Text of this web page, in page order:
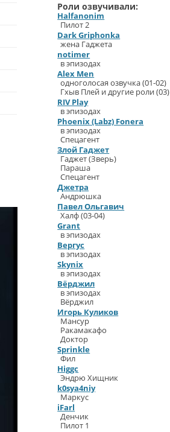
актёр
сериале
(Злой
Лучший
режиссёр
Men)
Роли озвучивали:
Halfanonim
Пилот 2
Dark Griphonka
жена Гаджета
notimer
в эпизодах
Alex Men
одноголосая озвучка (01-02)
Гхыв Плей и другие роли (03)
RIV Play
в эпизодах
Phoenix (Labz) Fonera
в эпизодах
Спецагент
Злой Гаджет
Гаджет (Зверь)
Параша
Спецагент
Джетра
Андрюшка
Павел Ольгавич
Халф (03-04)
Grant
в эпизодах
Вергус
в эпизодах
Skynix
в эпизодах
Вёрджил
в эпизодах
Вёрджил
Игорь Куликов
Мансур
Ракамакафо
Доктор
Sprinkle
Фил
Higgc
Эндрю Хищник
k0sya4niy
Маркус
iFarl
Денчик
Пилот 1